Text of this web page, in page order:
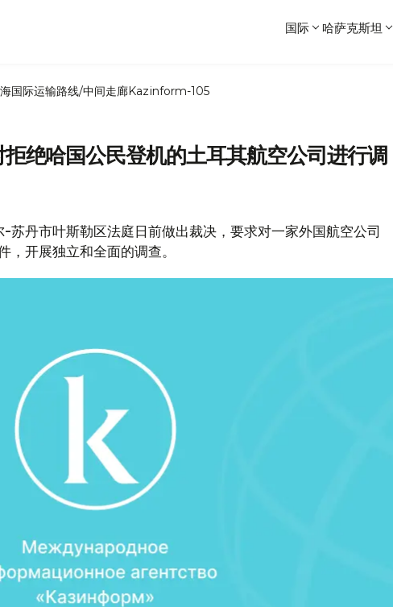
国际 哈萨克斯坦
国际运输路线/中间走廊Kazinform-105
绝哈国公民登机的土耳其航空公司进行调
丹市叶斯勒区法庭日前做出裁决，要求对一家外国航空公司
，开展独立和全面的调查。